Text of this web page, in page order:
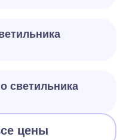
светильника
цены